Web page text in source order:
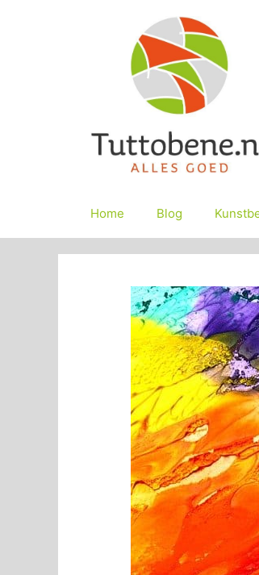
Home Blog